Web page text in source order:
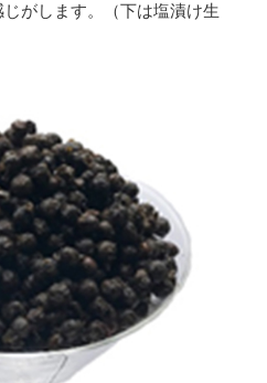
がします。（下は塩漬け生